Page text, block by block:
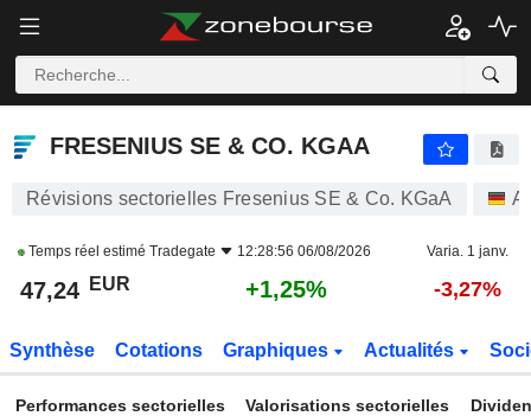
FRESENIUS SE & CO. KGAA
FRESENIUS SE & CO. KGAA
Révisions sectorielles Fresenius SE & Co. KGaA
Temps réel estimé Tradegate 12:28:56 06/08/2026 Varia. 1 janv.
47,24 EUR +1,25% -3,27%
Synthèse Cotations Graphiques Actualités
Performances sectorielles Valorisations sectorielles